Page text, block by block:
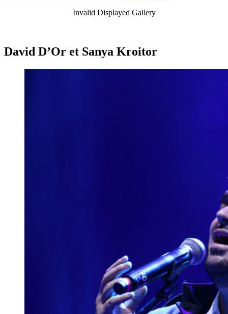
Invalid Displayed Gallery
David D’Or et Sanya Kroitor